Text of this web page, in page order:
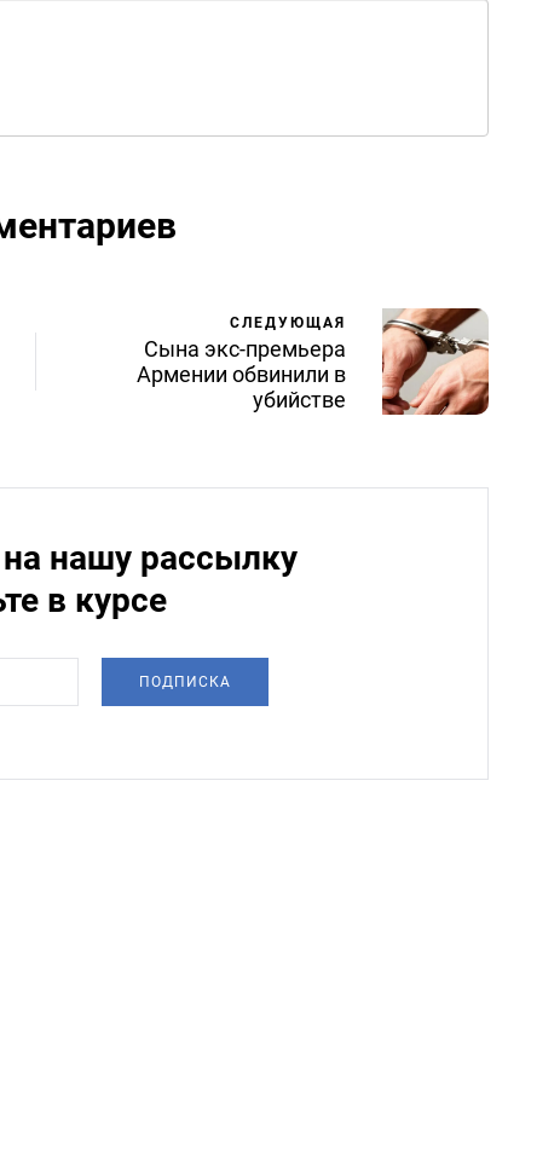
СЛЕДУЮЩАЯ
Сына экс-премьера
Армении обвинили в
убийстве
нашу рассылку
в курсе
ПОДПИСКА